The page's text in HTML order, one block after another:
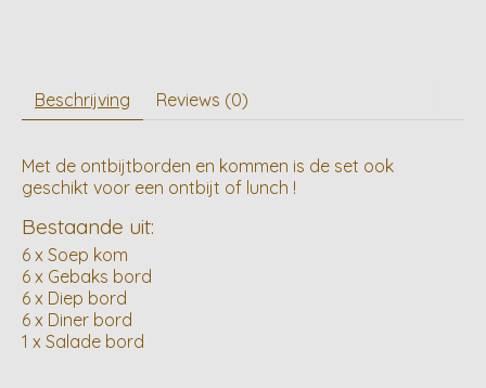
Beschrijving Reviews (0)
Met de ontbijtborden en kommen is de set ook
geschikt voor een ontbijt of lunch !
Bestaande uit:
6 x Soep kom
6 x Gebaks bord
6 x Diep bord
6 x Diner bord
1 x Salade bord